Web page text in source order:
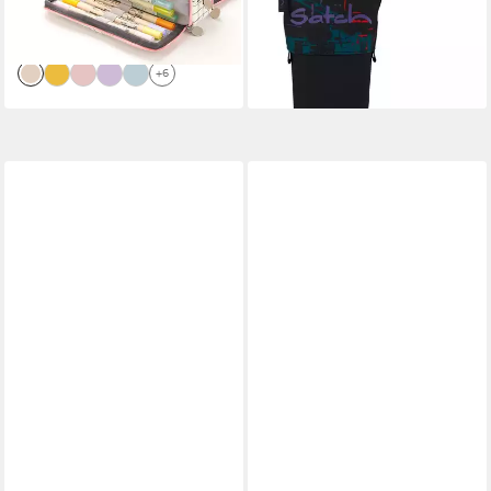
Männer und Frauen
-32%
lieferbar - in 5-6 Werktagen bei dir
+6